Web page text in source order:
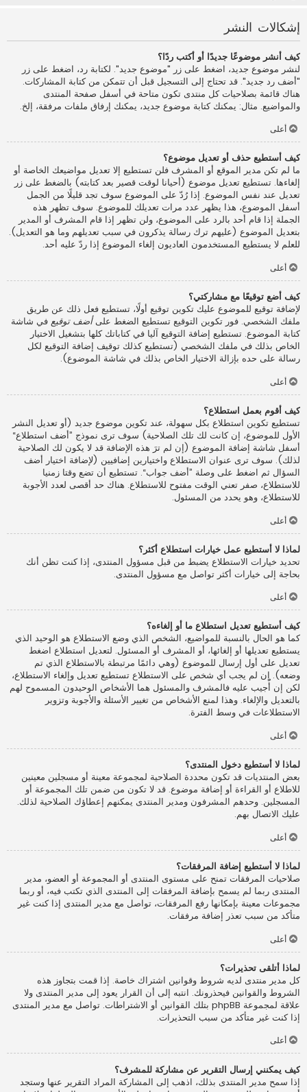
إشكالات النشر
كيف أنشر موضوعًا جديدًا أو أكتب ردًا؟
لنشر موضوع جديد، اضغط على زر "موضوع جديد". لكتابة رد، اضغط على زر
"أضف رد جديد". قد تحتاج إلى التسجيل قبل أن تتمكن من كتابة المشاركات.
هناك قائمة بصلاحيات كل منتدى تكون متاحة في أسفل صفحة المنتدى
والمواضيع. مثال: يمكنك كتابة موضوع جديد، يمكنك إرفاق ملفات مرفقة، إلخ.
أعلى
كيف أستطيع حذف أو تعديل موضوع؟
ما لم تكن مدير الموقع أو المشرف فلن تستطيع إلا تعديل مواضيعك الخاصة أو
إلغاءها. تستطيع تعديل موضوع (أحيانا لوقت قصير بعد كتابته) بالضغط على زر
تعديل عند نفس الموضوع. إذا رُدّ على الموضوع سوف تجد قليلًا من الجمل
أسفل الموضوع، هذا يظهر عدد مرات تعديلك للموضوع. سوف تظهر هذه
الجملة إذا قام أحد بالرد على الموضوع، ولن تظهر إذا قام المشرف أو المدير
بتعديل الموضوع (عليهم ترك رسالة يذكرون في سبب تعديلهم وما هو التعديل).
للعلم لا يستطيع المستخدمون العاديون إلغاء الموضوع إذا ردّ عليه أحد.
أعلى
كيف أضع توقيعًا مع مشاركتي؟
لإضافة توقيع للموضوع عليك تكوين توقيع أولًا، تستطيع فعل ذلك عن طريق
ملفك الشخصي. فور تكوين التوقيع تستطيع الضغط علىأضف توقيع في شاشة
كتابة الموضوع. تستطيع إضافة التوقيع آليا في كتاباتك كلها بتشغيل الاختيار
الخاص بذلك في ملفك الشخصي (تستطيع كذلك توقيف إضافة التوقيع لكل
رسالة على حده بإزالة الاختيار الخاص بذلك في شاشة الموضوع).
أعلى
كيف أقوم بعمل استطلاع؟
تستطيع تكوين استطلاع بكل سهولة، عند تكوين موضوع جديد (أو تعديل النشر
الأول للموضوع، إن كانت لك تلك الصلاحية) سوف ترى نموذج ”أضف استطلاع“
أسفل شاشة إضافة الموضوع (إن لم ترَ هذه الإضافة قد لا يكون لك الصلاحية
لذلك). سوف ترى عنوان الاستطلاع واختيارين إضافيين (لإضافة اختيار أضف
السؤال ثم اضغط على وصلة ”أضف جواب“. تستطيع أن تضع وقتا زمنيا
للاستطلاع، صفر تعني الوقت مفتوح للاستطلاع. هناك حد أقصى لعدد الأجوبة
للاستطلاع، وهو يحدد من المسئول.
أعلى
لماذا لا أستطيع عمل خيارات استطلاع أكثر؟
تحديد خيارات الاستطلاع يضبط من قبل مسؤول المنتدى، إذا كنت تظن أنك
بحاجة إلى خيارات أكثر تواصل مع مسؤول المنتدى.
أعلى
كيف أستطيع تعديل استطلاع ما أو إلغاءه؟
كما هو الحال بالنسبة للمواضيع، الشخص الذي وضع الاستطلاع هو الوحيد الذي
يستطيع تعديلها أو إلغائها، أو المشرف أو المسئول. لتعديل استطلاع اضغط
تعديل على أول إرسال للموضوع (وهي دائمًا مرتبطة بالاستطلاع الذي تم
وضعه). إن لم يجب أي شخص على الاستطلاع تستطيع تعديل وإلغاء الاستطلاع،
لكن إن أُجيب عليه فالمشرف والمسئول هما الأشخاص الوحيدون المسموح لهم
بالتعديل والإلغاء. وهذا لمنع الأشخاص من تغيير الأسئلة والأجوبة وتزوير
الاستطلاعات في وسط الفترة.
أعلى
لماذا لا أستطيع دخول المنتدى؟
بعض المنتديات قد تكون محددة الصلاحية لمجموعة معينة أو مسجلين معينين
للاطلاع أو القراءة أو إضافة موضوع. قد لا تكون من ضمن تلك المجموعة أو
المسجلين. وحدهم المشرفون ومدير المنتدى يمكنهم إعطاؤك الصلاحية لذلك.
عليك الاتصال بهم.
أعلى
لماذا لا أستطيع إضافة المرفقات؟
صلاحيات المرفقات تمنح على مستوى المنتدى أو المجموعة أو العضو، مدير
المنتدى ربما لم يسمح بإضافة المرفقات إلى المنتدى الذي تكتب فيه، أو ربما
مجموعات معينة بإمكانها رفع المرفقات، تواصل مع مدير المنتدى إذا كنت غير
متأكد من سبب تعذر إضافة مرفقات.
أعلى
لماذا أتلقى تحذيرات؟
كل مدير منتدى لديه شروط وقوانين اشتراك خاصة. إذا قمت بتجاوز هذه
الشروط والقوانين فيحذرونك. انتبه إلى أن القرار يعود إلى مدير المنتدى ولا
علاقة لمجموعة phpBB بتلك القوانين أو الاشتراطات. تواصل مع مدير المنتدى
إذا كنت غير متأكد من سبب التحذيرات.
أعلى
كيف يمكنني إرسال التقرير عن مشاركة للمشرف؟
إذا سمح مدير المنتدى بذلك، اذهب إلى المشاركة المراد التقرير عنها وستجد